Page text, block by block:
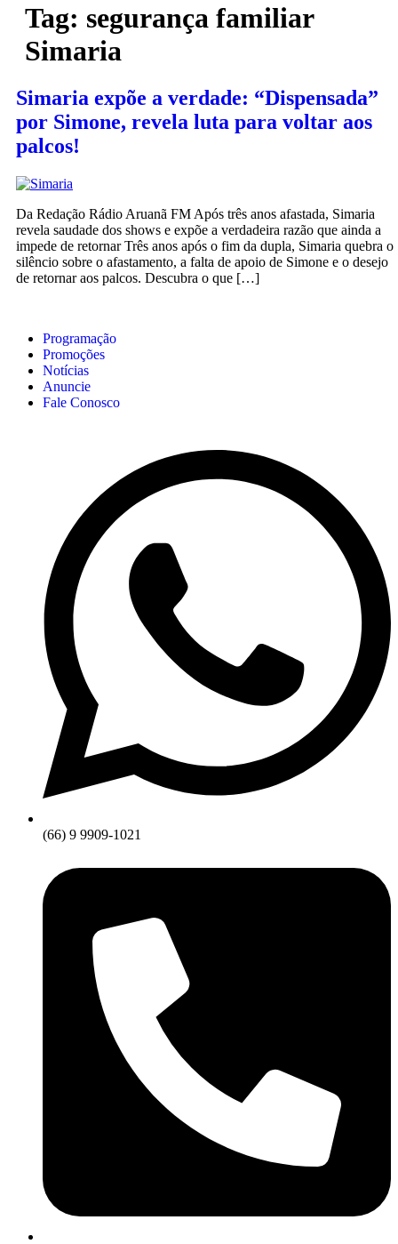
Tag: segurança familiar
Simaria
Simaria expõe a verdade: “Dispensada”
por Simone, revela luta para voltar aos
palcos!
Da Redação Rádio Aruanã FM Após três anos afastada, Simaria
revela saudade dos shows e expõe a verdadeira razão que ainda a
impede de retornar Três anos após o fim da dupla, Simaria quebra o
silêncio sobre o afastamento, a falta de apoio de Simone e o desejo
de retornar aos palcos. Descubra o que […]
Programação
Promoções
Notícias
Anuncie
Fale Conosco
(66) 9 9909-1021